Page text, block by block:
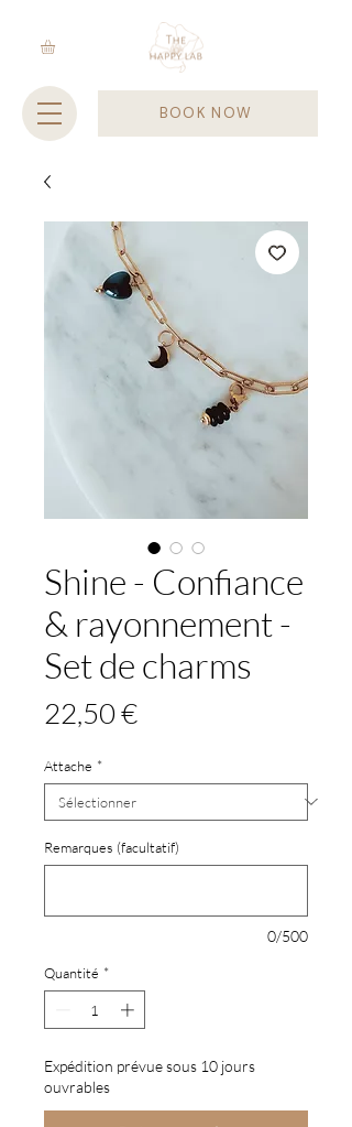
BOOK NOW
Shine - Confiance
& rayonnement -
Set de charms
22,50 €Prix
Attache *
Remarques (facultatif)
0/500
Quantité *
Expédition prévue sous 10 jours
ouvrables